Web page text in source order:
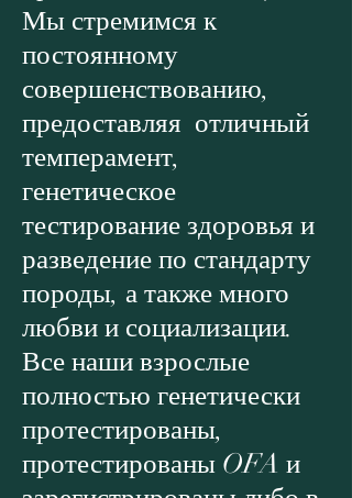
Мы стремимся к
постоянному
совершенствованию,
предоставляя отличный
темперамент,
генетическое
тестирование здоровья и
разведение по стандарту
породы, а также много
любви и социализации.
Все наши взрослые
полностью генетически
протестированы,
протестированы OFA и